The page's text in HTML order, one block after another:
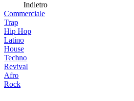
Indietro
Commerciale
Trap
Hip Hop
Latino
House
Techno
Revival
Afro
Rock